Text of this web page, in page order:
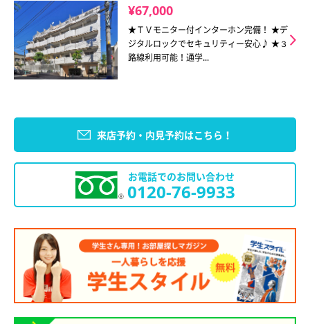
¥67,000
★ＴＶモニター付インターホン完備！ ★デ
ジタルロックでセキュリティー安心♪ ★３
路線利用可能！通学...
来店予約・内見予約はこちら！
お電話でのお問い合わせ
0120-76-9933